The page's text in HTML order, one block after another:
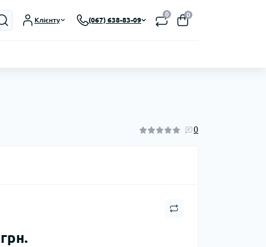
Клієнту (067) 638-83-09
0 0
0